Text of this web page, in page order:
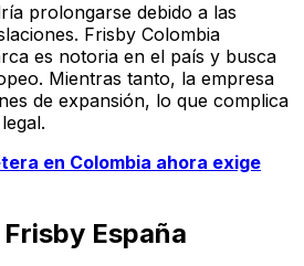
prolongarse debido a las
Frisby Colombia
es notoria en el país y busca
Mientras tanto, la empresa
de expansión, lo que complica
en Colombia ahora exige
España